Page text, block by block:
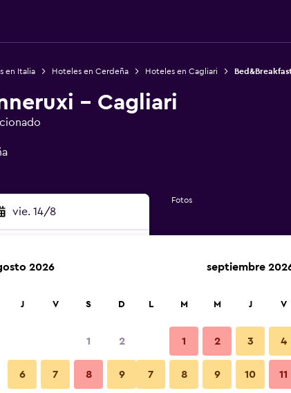
en Italia Hoteles en Cerdeña Hoteles en Cagliari
- Cagliari
vie. 14/8
Fotos
2026
J V S D
1 2
6 7 8 9
septiembre
L M M J V
1 2 3 4
7 8 9 10 11